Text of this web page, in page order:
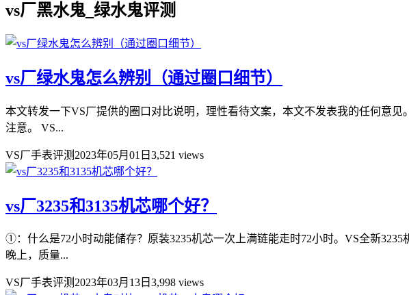
vs厂黑水鬼_绿水鬼评测
vs厂绿水鬼怎么辨别（通过圈口细节）
本文转发一下VS厂提供的圈口对比说明，理性看待文案，本文不发表我的任何意
注意。 VS...
VS厂手表评测 2023年05月01日 3,521 views
vs厂3235和3135机芯哪个好？
①：什么是72小时动能储存？原装3235机芯一次上满链能走时72小时。VS全新
晚上，质量...
VS厂手表评测2023年03月13日 3,998 views